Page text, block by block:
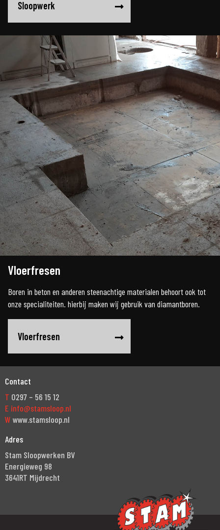
Sloopwerk
Vloerfresen
Boren in beton en anderen steenachtige materialen behoort ook tot
onze specialiteiten. hierbij maken wij gebruik van diamantboren.
Vloerfresen
Contact
T 0297 – 56 15 12
E info@stamsloop.nl
W www.stamsloop.nl
Adres
Stam Sloopwerken BV
Energieweg 98
3641RT Mijdrecht